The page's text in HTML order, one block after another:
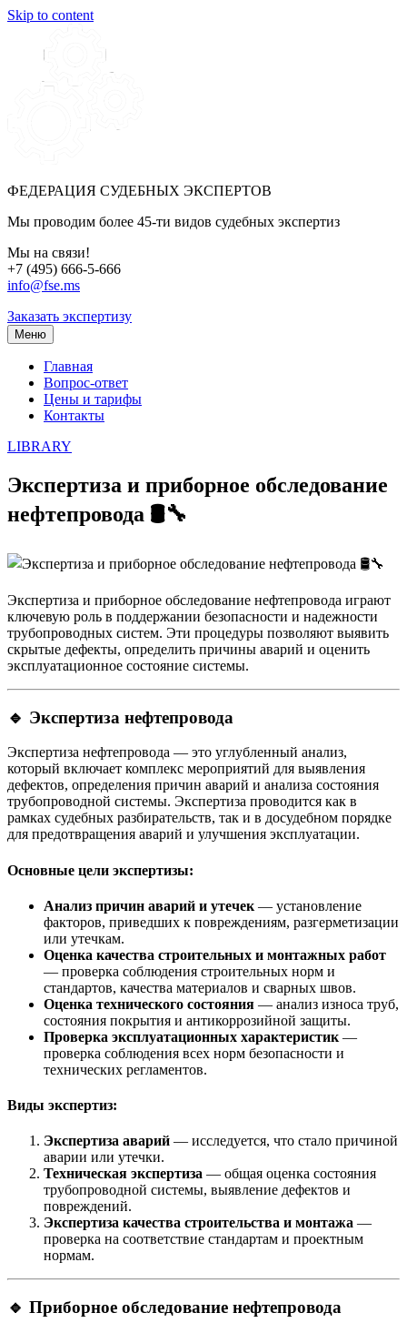
Skip to content
ФЕДЕРАЦИЯ СУДЕБНЫХ ЭКСПЕРТОВ
Мы проводим более 45-ти видов судебных экспертиз
Мы на связи!
+7 (495) 666-5-666
info@fse.ms
Заказать экспертизу
Меню
Главная
Вопрос-ответ
Цены и тарифы
Контакты
LIBRARY
Экспертиза и приборное обследование
нефтепровода 🛢🔧
Экспертиза и приборное обследование нефтепровода играют
ключевую роль в поддержании безопасности и надежности
трубопроводных систем. Эти процедуры позволяют выявить
скрытые дефекты, определить причины аварий и оценить
эксплуатационное состояние системы.
🔹 Экспертиза нефтепровода
Экспертиза нефтепровода — это углубленный анализ,
который включает комплекс мероприятий для выявления
дефектов, определения причин аварий и анализа состояния
трубопроводной системы. Экспертиза проводится как в
рамках судебных разбирательств, так и в досудебном порядке
для предотвращения аварий и улучшения эксплуатации.
Основные цели экспертизы:
Анализ причин аварий и утечек — установление
факторов, приведших к повреждениям, разгерметизации
или утечкам.
Оценка качества строительных и монтажных работ
— проверка соблюдения строительных норм и
стандартов, качества материалов и сварных швов.
Оценка технического состояния — анализ износа труб,
состояния покрытия и антикоррозийной защиты.
Проверка эксплуатационных характеристик —
проверка соблюдения всех норм безопасности и
технических регламентов.
Виды экспертиз:
Экспертиза аварий — исследуется, что стало причиной
аварии или утечки.
Техническая экспертиза — общая оценка состояния
трубопроводной системы, выявление дефектов и
повреждений.
Экспертиза качества строительства и монтажа —
проверка на соответствие стандартам и проектным
нормам.
🔹 Приборное обследование нефтепровода